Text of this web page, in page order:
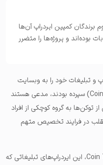
برندگان کمپین ایردراپ آن‌ها
بوده‌‌اند و پروژه‌ها را متضرر
و تبلیغات خود را به وبسایت
مشهور «کوین مارکت کپ» (CoinMarketCap) سپرده بودند، مدعی هستند
به گروه کوچکی از افراد
در فرایند تخصیص متهم
به گزارش والکس و به نقل از Coin Telegraph، این ایردراپ‌های تبلیغاتی که